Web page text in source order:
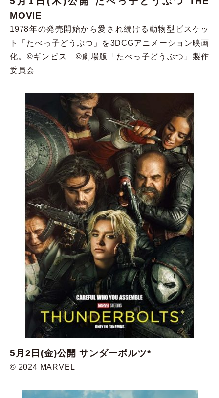
MOVIE
1978年の発売開始から愛され続ける動物型ビスケッ
ト「たべっ子どうぶつ」を3DCGアニメーション映画
化。©ギンビス ©劇場版「たべっ子どうぶつ」製作
委員会
5月2日(金)公開 サンダーボルツ*
© 2024 MARVEL